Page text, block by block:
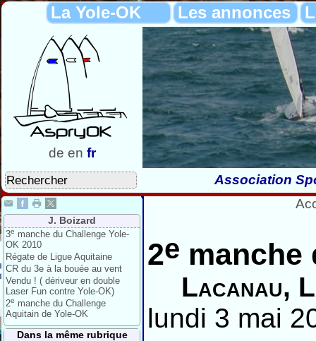
La Yole-OK Les annonces
de en fr
Association
J. Boizard
3e manche du Challenge Yole-
OK 2010
Régate de Ligue Aquitaine
CR du 3e à la bouée au vent
Vendu ! ( dériveur en double
Laser Fun contre Yole-OK)
2e manche du Challenge
Aquitain de Yole-OK
Dans la même rubrique
2e manche
Lacanau,
lundi 3 mai